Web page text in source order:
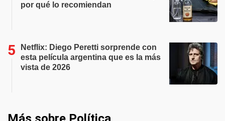
por qué lo recomiendan
Netflix: Diego Peretti sorprende con
esta película argentina que es la más
vista de 2026